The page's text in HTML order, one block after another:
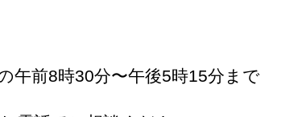
午前8時30分〜午後5時15分まで